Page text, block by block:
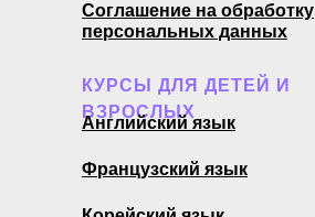
Соглашение на обработку
персональных данных
КУРСЫ ДЛЯ ДЕТЕЙ И
ВЗРОСЛЫХ
Английский язык
Французский язык